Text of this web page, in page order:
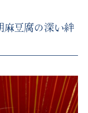
豆腐の深い絆